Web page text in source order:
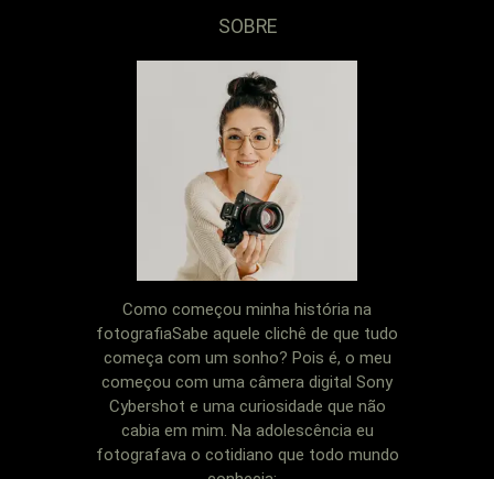
SOBRE
Como começou minha história na
fotografiaSabe aquele clichê de que tudo
começa com um sonho? Pois é, o meu
começou com uma câmera digital Sony
Cybershot e uma curiosidade que não
cabia em mim. Na adolescência eu
fotografava o cotidiano que todo mundo